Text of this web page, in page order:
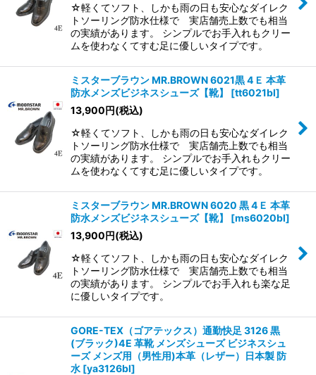
絞り込む
☆軽くてソフト、しかも雨の日も安心なダイレク
トソーリング防水仕様で 実店舗売上数でも相当
の実績があります。 シンプルでお手入れもクリー
ムを使わなくてすむ足に優しいタイプです。
ミスターブラウン MR.BROWN 6021黒 4Ｅ 本革
防水メンズビジネスシューズ【靴】
[tt6021bl]
13,900円(税込)
☆軽くてソフト、しかも雨の日も安心なダイレク
トソーリング防水仕様で 実店舗売上数でも相当
の実績があります。 シンプルでお手入れもクリー
ムを使わなくてすむ足に優しいタイプです。
ミスターブラウン MR.BROWN 6020 黒 4Ｅ 本革
防水メンズビジネスシューズ【靴】
[ms6020bl]
13,900円(税込)
☆軽くてソフト、しかも雨の日も安心なダイレク
トソーリング防水仕様で 実店舗売上数でも相当
の実績があります。 シンプルでお手入れも楽な足
に優しいタイプです。
GORE-TEX（ゴアテックス）通勤快足 3126 黒
(ブラック)4E 革靴 メンズシューズ ビジネスシュ
ーズ メンズ用（男性用)本革（レザー）日本製 防
水 [ya3126bl]